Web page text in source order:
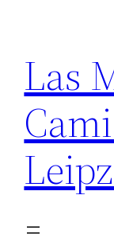
contenido
Las